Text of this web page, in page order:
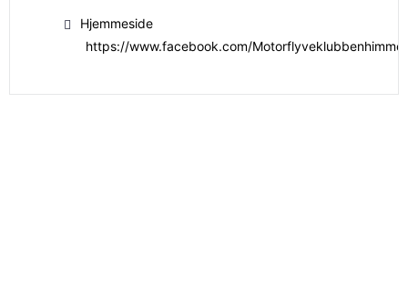
Hjemmeside
https://www.facebook.com/